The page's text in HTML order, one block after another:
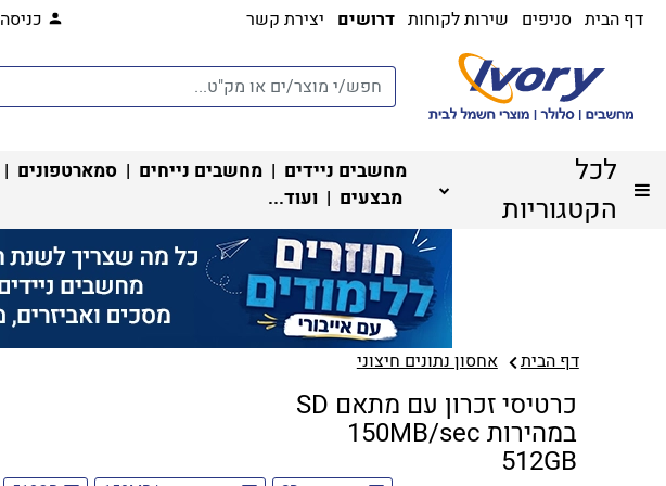
דף הבית סניפים שירות לקוחות דרושים יצירת קשר כניסה
לכל
הקטגוריות
מחשבים ניידים | מחשבים נייחים | סמארטפונים |
מבצעים | ועוד...
דף הבית אחסון נתונים חיצוני
כרטיסי זכרון עם מתאם SD
במהירות 150MB/sec
512GB